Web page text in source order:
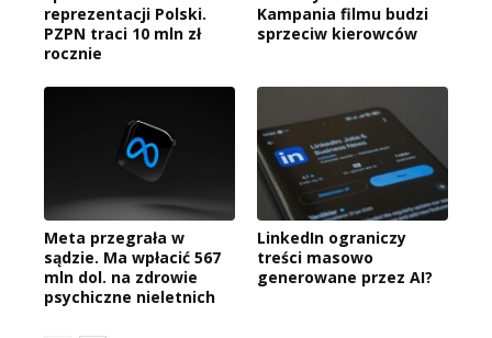
reprezentacji Polski.
PZPN traci 10 mln zł
rocznie
Kampania filmu budzi
sprzeciw kierowców
Meta przegrała w
sądzie. Ma wpłacić 567
mln dol. na zdrowie
psychiczne nieletnich
LinkedIn ograniczy
treści masowo
generowane przez AI?